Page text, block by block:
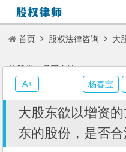
首页 股权法律咨询 大
的股份，是否合法？
大股东欲以增资
东的股份，是否合
杨春宝
A+